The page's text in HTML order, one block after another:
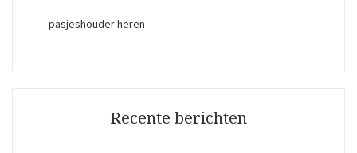
pasjeshouder heren
Recente berichten